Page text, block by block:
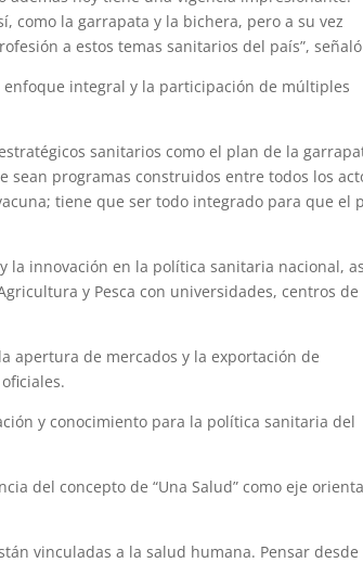
como la garrapata y la bichera, pero a su vez
a estos temas sanitarios del país”,
integral y la participación de múltiples
sanitarios como el plan de la
programas construidos entre todos los
tiene que ser todo integrado para que el
la innovación en la política sanitaria nacional,
y Pesca con universidades, centros de
apertura de mercados y la exportación de
y conocimiento para la política sanitaria del
del concepto de “Una Salud” como eje
vinculadas a la salud humana. Pensar desde